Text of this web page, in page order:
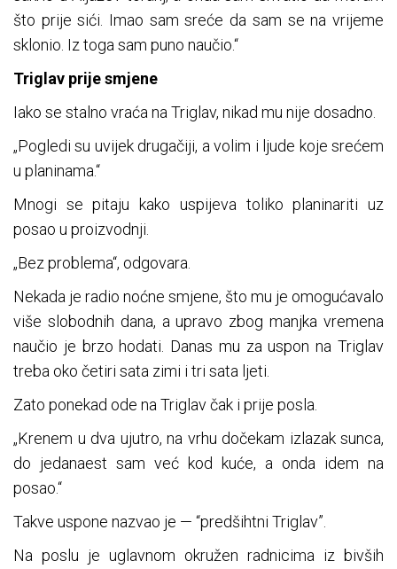
što prije sići. Imao sam sreće da sam se na vrijeme
sklonio. Iz toga sam puno naučio.“
Triglav prije smjene
Iako se stalno vraća na Triglav, nikad mu nije dosadno.
„Pogledi su uvijek drugačiji, a volim i ljude koje srećem
u planinama.“
Mnogi se pitaju kako uspijeva toliko planinariti uz
posao u proizvodnji.
„Bez problema“, odgovara.
Nekada je radio noćne smjene, što mu je omogućavalo
više slobodnih dana, a upravo zbog manjka vremena
naučio je brzo hodati. Danas mu za uspon na Triglav
treba oko četiri sata zimi i tri sata ljeti.
Zato ponekad ode na Triglav čak i prije posla.
„Krenem u dva ujutro, na vrhu dočekam izlazak sunca,
do jedanaest sam već kod kuće, a onda idem na
posao.“
Takve uspone nazvao je — “predšihtni Triglav”.
Na poslu je uglavnom okružen radnicima iz bivših